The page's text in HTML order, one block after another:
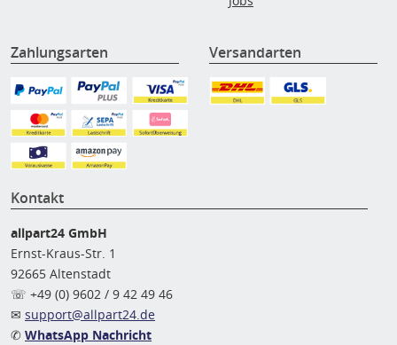
Zahlungsarten Versandarten
Kontakt
allpart24 GmbH
Ernst-Kraus-Str. 1
92665 Altenstadt
☏ +49 (0) 9602 / 9 42 49 46
✉ support@allpart24.de
✆ WhatsApp Nachricht